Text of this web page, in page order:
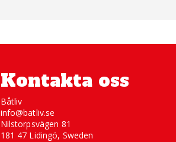
Kontakta oss
Båtliv
info@batliv.se
Nilstorpsvägen 81
181 47 Lidingö, Sweden